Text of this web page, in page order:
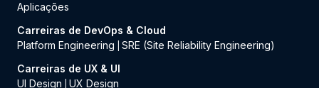
Aplicações
Carreiras de DevOps & Cloud
Platform Engineering
SRE (Site Reliability Engineering)
Carreiras de UX & UI
UI Design
UX Design